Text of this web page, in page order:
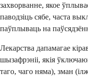
захворванне, якое
паводзіць сябе, часта
паўплываць на
Лекарства дапамагае
шызафрэніі, якія
таго, чаго няма), зман